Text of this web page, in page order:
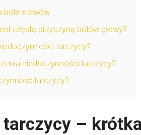
bóle stawów
częstą przyczyną bólów głowy?
tarczycy?
niedoczynności tarczycy?
tarczycy?
–